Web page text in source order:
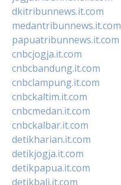
dkitribunnews.it.com
medantribunnews.it.com
papuatribunnews.it.com
cnbcjogja.it.com
cnbcbandung.it.com
cnbclampung.it.com
cnbckaltim.it.com
cnbcmedan.it.com
cnbckalbar.it.com
detikharian.it.com
detikjogja.it.com
detikpapua.it.com
detikbali.it.com